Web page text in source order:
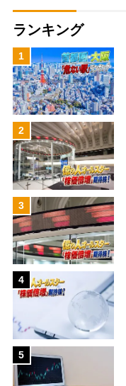
ランキング
1
2
3
4
5